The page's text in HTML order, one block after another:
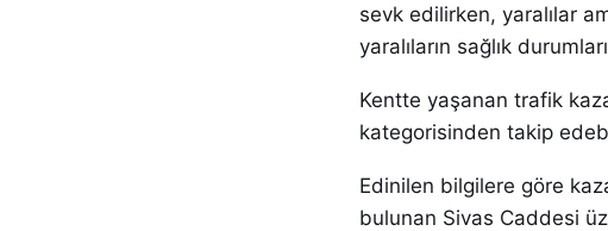
sevk edilirken, yaralılar
yaralıların sağlık
Kentte yaşanan trafik
kategorisinden takip
Edinilen bilgilere göre
bulunan Sivas Caddesi